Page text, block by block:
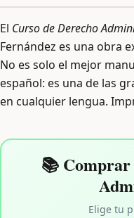
El Curso de Derecho
Fernández es una obra
No es solo el mejor
español: es una de las
en cualquier lengua.
📚
Elige tu